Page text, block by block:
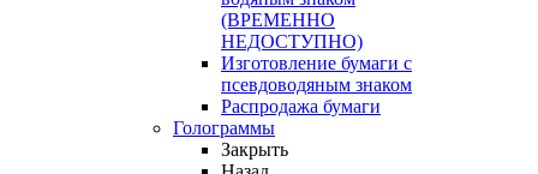
(ВРЕМЕННО
НЕДОСТУПНО)
Изготовление бумаги с
псевдоводяным знаком
Распродажа бумаги
Голограммы
Закрыть